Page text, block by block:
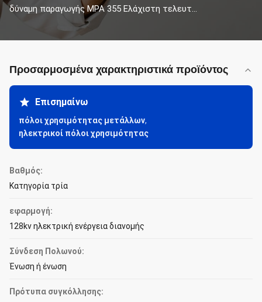
δύναμη παραγωγής MPA 355 Ελάχιστη τελευτ...
Προσαρμοσμένα χαρακτηριστικά προϊόντος
Επισημαίνω
πόλοι χρησιμότητας μετάλλων,
ηλεκτρικοί πόλοι χρησιμότητας
Βαθμός:
Κατηγορία τρία
εφαρμογή:
128kv ηλεκτρική ενέργεια διανομής
Σύνδεση Πολωνού:
Ένωση ή ένωση
Πρότυπα συγκόλλησης: